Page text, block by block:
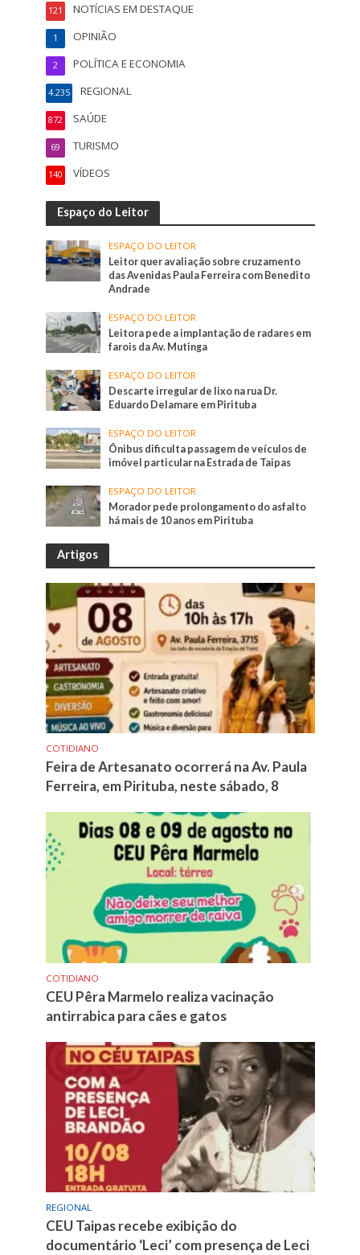
NOTÍCIAS EM DESTAQUE
121
OPINIÃO
1
POLÍTICA E ECONOMIA
2
REGIONAL
4.235
SAÚDE
872
TURISMO
69
VÍDEOS
140
Espaço do Leitor
ESPAÇO DO LEITOR
Leitor quer avaliação sobre cruzamento
das Avenidas Paula Ferreira com Benedito
Andrade
ESPAÇO DO LEITOR
Leitora pede a implantação de radares em
farois da Av. Mutinga
ESPAÇO DO LEITOR
Descarte irregular de lixo na rua Dr.
Eduardo Delamare em Pirituba
ESPAÇO DO LEITOR
Ônibus dificulta passagem de veículos de
imóvel particular na Estrada de Taipas
ESPAÇO DO LEITOR
Morador pede prolongamento do asfalto
há mais de 10 anos em Pirituba
Artigos
COTIDIANO
Feira de Artesanato ocorrerá na Av. Paula
Ferreira, em Pirituba, neste sábado, 8
COTIDIANO
CEU Pêra Marmelo realiza vacinação
antirrabica para cães e gatos
REGIONAL
CEU Taipas recebe exibição do
documentário ‘Leci’ com presença de Leci